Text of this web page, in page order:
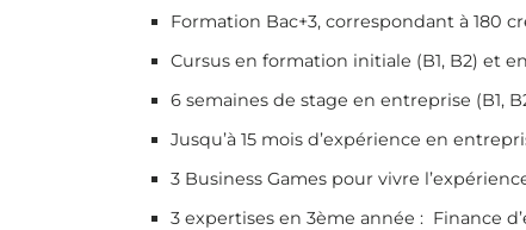
Formation Bac+3, correspondant à 180
Cursus en formation initiale (B1, B2) et
6 semaines de stage en entreprise (B1,
Jusqu’à 15 mois d’expérience en
3 Business Games pour vivre
3 expertises en 3ème année : Finance